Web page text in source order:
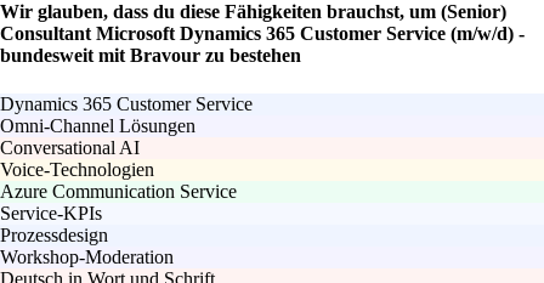
Wir glauben, dass du diese Fähigkeiten brauchst, um (Senior)
Consultant Microsoft Dynamics 365 Customer Service (m/w/d) -
bundesweit mit Bravour zu bestehen
Dynamics 365 Customer Service
Omni-Channel Lösungen
Conversational AI
Voice-Technologien
Azure Communication Service
Service-KPIs
Prozessdesign
Workshop-Moderation
Deutsch in Wort und Schrift